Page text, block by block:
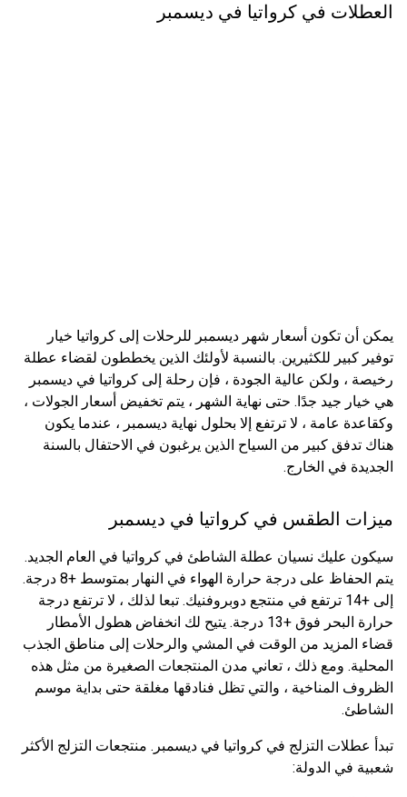
العطلات في كرواتيا في ديسمبر
يمكن أن تكون أسعار شهر ديسمبر للرحلات إلى كرواتيا خيار
توفير كبير للكثيرين. بالنسبة لأولئك الذين يخططون لقضاء عطلة
رخيصة ، ولكن عالية الجودة ، فإن رحلة إلى كرواتيا في ديسمبر
هي خيار جيد جدًا. حتى نهاية الشهر ، يتم تخفيض أسعار الجولات ،
وكقاعدة عامة ، لا ترتفع إلا بحلول نهاية ديسمبر ، عندما يكون
هناك تدفق كبير من السياح الذين يرغبون في الاحتفال بالسنة
الجديدة في الخارج.
ميزات الطقس في كرواتيا في ديسمبر
سيكون عليك نسيان عطلة الشاطئ في كرواتيا في العام الجديد.
يتم الحفاظ على درجة حرارة الهواء في النهار بمتوسط ​​+8 درجة.
إلى +14 ترتفع في منتجع دوبروفنيك. تبعا لذلك ، لا ترتفع درجة
حرارة البحر فوق +13 درجة. يتيح لك انخفاض هطول الأمطار
قضاء المزيد من الوقت في المشي والرحلات إلى مناطق الجذب
المحلية. ومع ذلك ، تعاني مدن المنتجعات الصغيرة من مثل هذه
الظروف المناخية ، والتي تظل فنادقها مغلقة حتى بداية موسم
الشاطئ.
تبدأ عطلات التزلج في كرواتيا في ديسمبر. منتجعات التزلج الأكثر
شعبية في الدولة: